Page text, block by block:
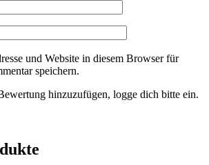
und Website in diesem Browser für
speichern.
hinzuzufügen, logge dich bitte ein.